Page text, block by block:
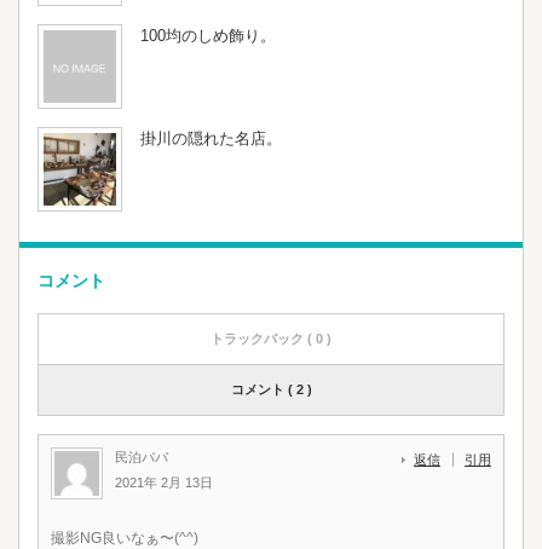
100均のしめ飾り。
掛川の隠れた名店。
コメント
トラックバック ( 0 )
コメント ( 2 )
民泊パパ
2021年 2月 13日
返信 引用
撮影NG良いなぁ〜(^^)